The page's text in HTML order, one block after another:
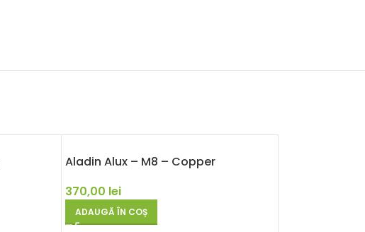
Aladin Alux – M8 – Copper
370,00 lei
ADAUGĂ ÎN COȘ